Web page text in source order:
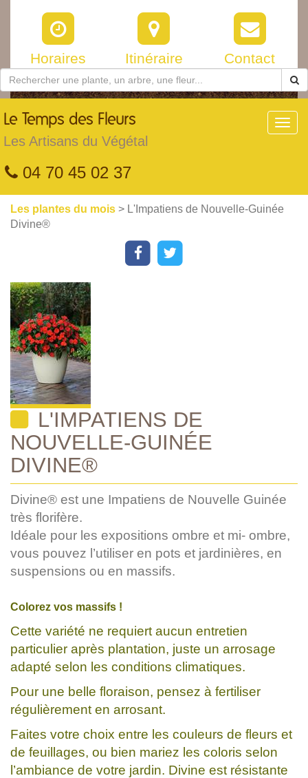
Horaires Itinéraire Contact
Le Temps des Fleurs
Les Artisans du Végétal
04 70 45 02 37
Les plantes du mois > L'Impatiens de Nouvelle-Guinée
Divine®
L'IMPATIENS DE
NOUVELLE-GUINÉE
DIVINE®
Divine® est une Impatiens de Nouvelle Guinée
très florifère.
Idéale pour les expositions ombre et mi- ombre,
vous pouvez l’utiliser en pots et jardinières, en
suspensions ou en massifs.
Colorez vos massifs !
Cette variété ne requiert aucun entretien
particulier après plantation, juste un arrosage
adapté selon les conditions climatiques.
Pour une belle floraison, pensez à fertiliser
régulièrement en arrosant.
Faites votre choix entre les couleurs de fleurs et
de feuillages, ou bien mariez les coloris selon
l’ambiance de votre jardin. Divine est résistante